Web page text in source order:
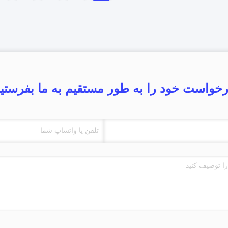
خود را به طور مستقیم به ما